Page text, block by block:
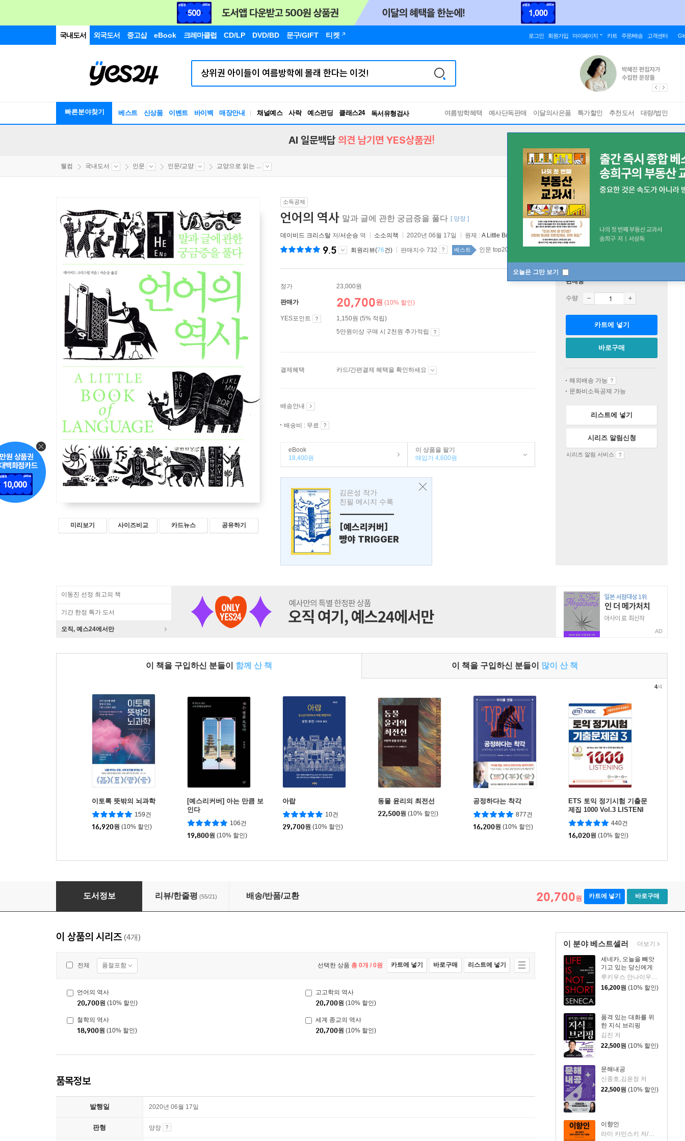
국내도서 외국도서 중고샵 eBook 크레마클럽 CD/LP DVD/BD 문구/GIFT 티켓 로그인 회원가입 마이페이지 카트 주문/배송 고객센터
빠른분야찾기 베스트 신상품 이벤트 바이백 매장안내 채널예스 사락 예스펀딩 클래스24
독서유형검사
RBTI Lab
여름방학혜택 예사단독판매 이달의사은품 특가할인 추천도서 대량/법인
오늘은 그만 보기
AI 일문백답 의견 남기면 YES상품권!
웰컴 국내도서 인문 인문/교양 교양으로 읽는 ...
미리보기 사이즈비교 카드뉴스 공유하기
소득공제
언어의 역사 말과 글에 관한 궁금증을 풀다 [ 양장 ]
데이비드 크리스탈 저/서순승 역 소소의책 2020년 06월 17일 원제 : A Little Book of Language
9.5 회원리뷰(76건) 판매지수 732 베스트 인문 top20 1주
정가 23,000원
판매가 20,700원 (10% 할인)
YES포인트
1,150원 (5% 적립)
5만원이상 구매 시 2천원 추가적립
결제혜택 카드/간편결제 혜택을 확인하세요
배송안내
배송비 : 무료
eBook
18,400원
이 상품을 팔기
매입가 4,600원
김은성 작가
친필 메시지 수록
---------------
[예스리커버]
빵야 TRIGGER
판매중
수량
카트에 넣기
바로구매
해외배송 가능
문화비소득공제 가능
리스트에 넣기
시리즈 알림신청
시리즈 알림 서비스
이동진 선정 최고의 책
기간 한정 특가 도서
오직, 예스24에서만 AD
이 책을 구입하신 분들이 함께 산 책 이 책을 구입하신 분들이 많이 산 책
이토록 뜻밖의 뇌과학
159건
16,920원 (10% 할인)
[예스리커버] 아는 만큼 보
인다
106건
19,800원 (10% 할인)
아랍
10건
29,700원 (10% 할인)
동물 윤리의 최전선
22,500원 (10% 할인)
공정하다는 착각
877건
16,200원 (10% 할인)
ETS 토익 정기시험 기출문
제집 1000 Vol.3 LISTENI
NG 리스닝
440건
16,020원 (10% 할인)
4/4
언어의 역사
도서정보 리뷰/한줄평 (55/21) 배송/반품/교환 20,700원 카트에 넣기 바로구매
이 분야 베스트셀러
세네카, 오늘을 빼앗
기고 있는 당신에게
루키우스 안나이우스 세네카 저/하와이 대저택 편역
16,200원 (10% 할인)
품격 있는 대화를 위
한 지식 브리핑
김진 저
22,500원 (10% 할인)
문해내공
신종호,김윤정 저
22,500원 (10% 할인)
이향인
라미 카민스키 저/최지숙 역
더보기
이 상품의 시리즈 (4개)
전체 품절포함 선택한 상품 총 0개 / 0원 카트에 넣기 바로구매 리스트에 넣기
언어의 역사
20,700원 (10% 할인)
고고학의 역사
20,700원 (10% 할인)
철학의 역사
18,900원 (10% 할인)
세계 종교의 역사
20,700원 (10% 할인)
품목정보
발행일 2020년 06월 17일
판형 양장